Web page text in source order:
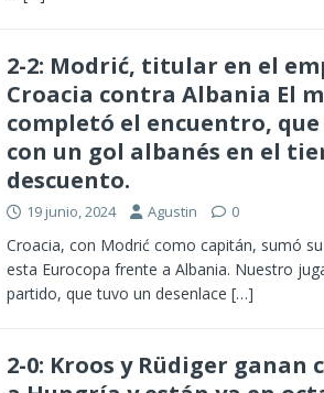
2-2: Modrić, titular en el
Croacia contra Albania El
completó el encuentro, que
con un gol albanés en el
descuento.
19 junio, 2024 Agustin 0
Croacia, con Modrić como capitán, sumó
esta Eurocopa frente a Albania. Nuestro
partido, que tuvo un desenlace […]
2-0: Kroos y Rüdiger ganan